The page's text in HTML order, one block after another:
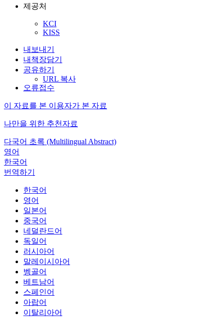
제공처
KCI
KISS
내보내기
내책장담기
공유하기
URL 복사
오류접수
이 자료를 본 이용자가 본 자료
나만을 위한 추천자료
다국어 초록 (Multilingual Abstract)
영어
한국어
번역하기
한국어
영어
일본어
중국어
네덜란드어
독일어
러시아어
말레이시아어
벵골어
베트남어
스페인어
아랍어
이탈리아어